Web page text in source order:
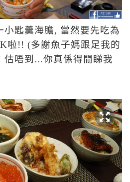
小匙羹海膽, 當然要先吃為
啦!! (多謝魚子媽跟足我的
估唔到...你真係得閒睇我